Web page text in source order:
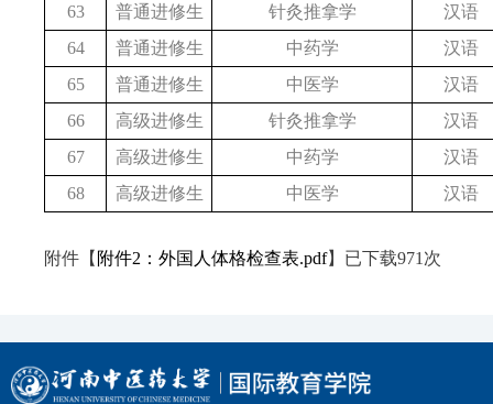
63
普通进修生 针灸推拿学
汉语
64
普通进修生 中药学
汉语
65
普通进修生 中医学
汉语
66
高级进修生 针灸推拿学
汉语
67
高级进修生 中药学
汉语
68
高级进修生 中医学 汉语
附件【 附件2：外国人体格检查表.pdf】已下载971 次